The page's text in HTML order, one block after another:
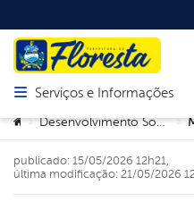
Abrir menu principal de
Serviços e Informações
Você está aqui:
> Desenvolvimento Social e Trabalho >
publicado: 15/05/2026 12h21,
última modificação: 21/05/2026